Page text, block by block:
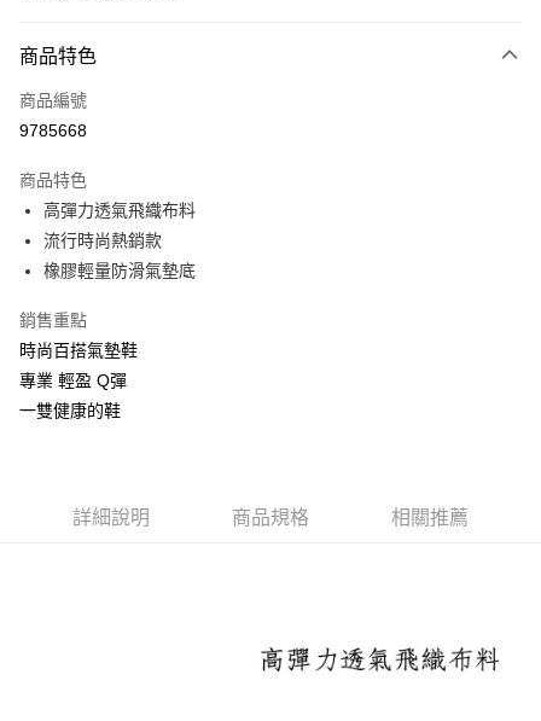
信用卡一次付款
LINE Pay
街口支付
悠遊付
ATM付款
付款後萊爾富取貨
商品特色
商品編號
9785668
商品特色
高彈力透氣飛織布料
流行時尚熱銷款
橡膠輕量防滑氣墊底
銷售重點
時尚百搭氣墊鞋
專業 輕盈 Q彈
一雙健康的鞋
詳細說明 商品規格 相關推薦